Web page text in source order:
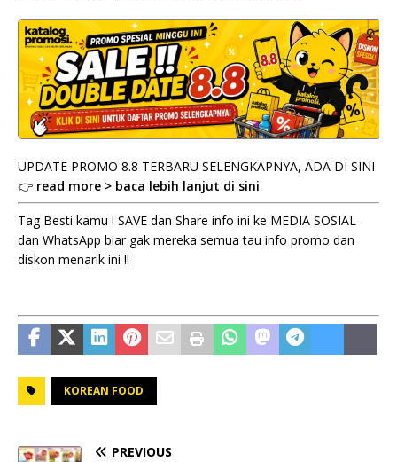
UPDATE PROMO 8.8 TERBARU SELENGKAPNYA, ADA DI SINI
👉 read more > baca lebih lanjut di sini
Tag Besti kamu ! SAVE dan Share info ini ke MEDIA SOSIAL
dan WhatsApp biar gak mereka semua tau info promo dan
diskon menarik ini !!
KOREAN FOOD
PREVIOUS